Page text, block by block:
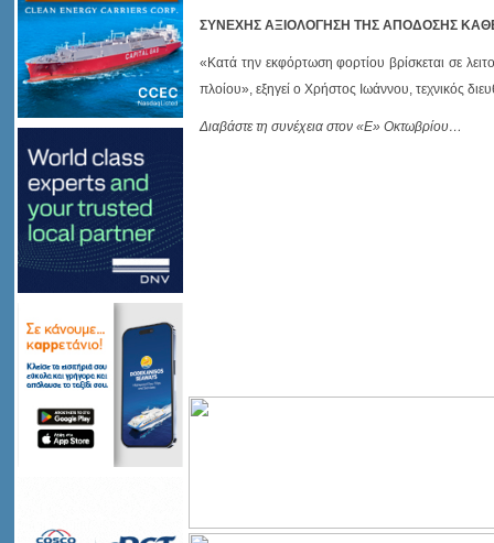
ΣΥΝΕΧΗΣ ΑΞΙΟΛΟΓΗΣΗ ΤΗΣ ΑΠΟΔΟΣΗΣ
«Κατά την εκφόρτωση φορτίου βρίσκεται σε
πλοίου», εξηγεί ο Χρήστος Ιωάννου, τεχνικός
Διαβάστε τη συνέχεια στον «Ε» Οκτωβρίου…